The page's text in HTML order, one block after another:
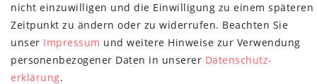
Hiermit bestätige ich, dass ich die Daten­schutz­erklärunggelesen habe.
Meine Einwilligung kann ich jederzeit widerrufen.**
Abonnieren
nicht einzuwilligen und die Einwilligung zu einem späteren
Zeitpunkt zu ändern oder zu widerrufen. Beachten Sie
unser Impressum und weitere Hinweise zur Verwendung
personenbezogener Daten in unserer Daten­schutz­
erklärung.